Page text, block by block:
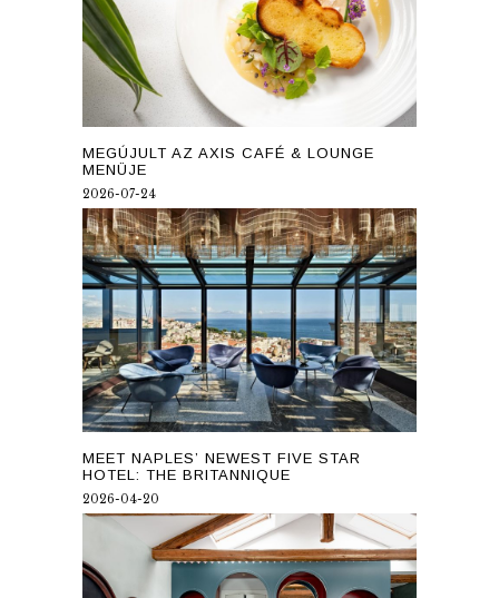
MEGÚJULT AZ AXIS CAFÉ & LOUNGE
MENÜJE
2026-07-24
MEET NAPLES’ NEWEST FIVE STAR
HOTEL: THE BRITANNIQUE
2026-04-20